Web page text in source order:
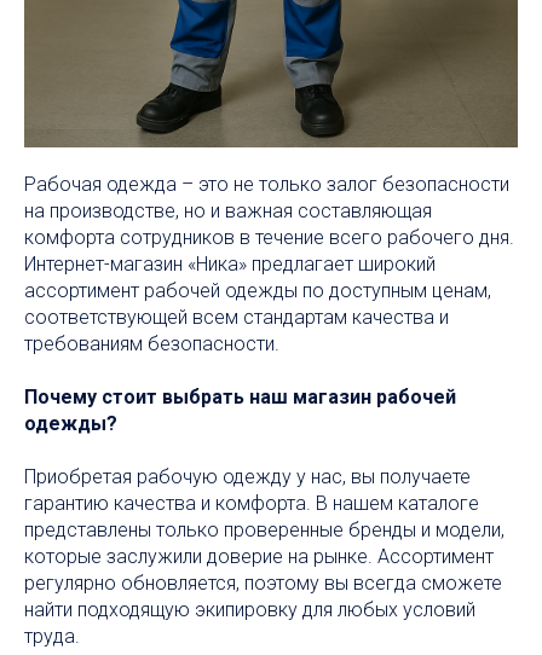
Рабочая одежда – это не только залог безопасности
на производстве, но и важная составляющая
комфорта сотрудников в течение всего рабочего дня.
Интернет-магазин «Ника» предлагает широкий
ассортимент рабочей одежды по доступным ценам,
соответствующей всем стандартам качества и
требованиям безопасности.
Почему стоит выбрать наш магазин рабочей
одежды?
Приобретая рабочую одежду у нас, вы получаете
гарантию качества и комфорта. В нашем каталоге
представлены только проверенные бренды и модели,
которые заслужили доверие на рынке. Ассортимент
регулярно обновляется, поэтому вы всегда сможете
найти подходящую экипировку для любых условий
труда.